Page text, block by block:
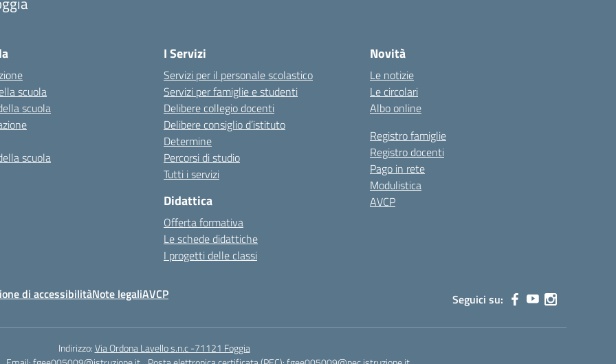
scuola
scuola
scuola
I Servizi
Servizi per il personale scolastico
Servizi per famiglie e studenti
Delibere collegio docenti
Delibere consiglio d’istituto
Determine
Percorsi di studio
Tutti i servizi
Didattica
Offerta formativa
Le schede didattiche
I progetti delle classi
Novità
Le notizie
Le circolari
Albo online
Registro famiglie
Registro docenti
Pago in rete
Modulistica
AVCP
di accessibilitàNote legaliAVCP Seguici su:
Indirizzo:Via Ordona Lavello s.n.c -71121 Foggia